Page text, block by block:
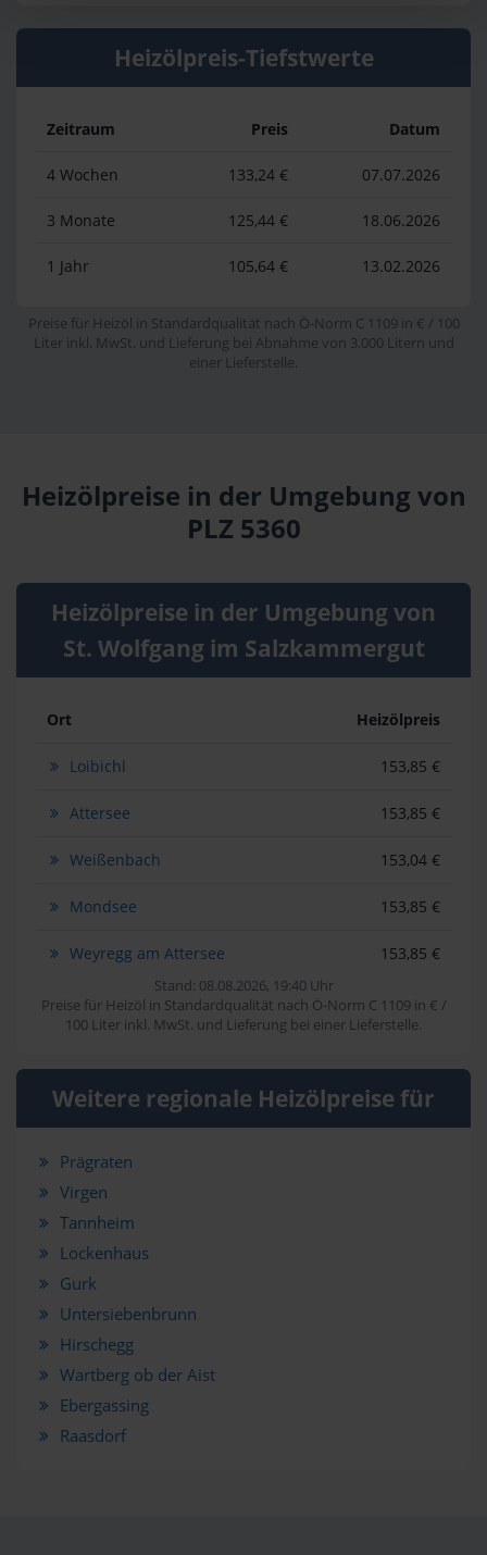
Heizölpreis-Tiefstwerte
Zeitraum Preis Datum
4 Wochen 133,24 € 07.07.2026
3 Monate 125,44 € 18.06.2026
1 Jahr 105,64 € 13.02.2026
Preise für Heizöl in Standardqualität nach Ö-Norm C 1109 in € / 100
Liter inkl. MwSt. und Lieferung bei Abnahme von 3.000 Litern und
einer Lieferstelle.
Heizölpreise in der Umgebung von
PLZ 5360
Heizölpreise in der Umgebung von
St. Wolfgang im Salzkammergut
Ort Heizölpreis
Loibichl 153,85 €
Attersee 153,85 €
Weißenbach 153,04 €
Mondsee 153,85 €
Weyregg am Attersee 153,85 €
Stand: 08.08.2026, 19:40 Uhr
Preise für Heizöl in Standardqualität nach Ö-Norm C 1109 in € /
100 Liter inkl. MwSt. und Lieferung bei einer Lieferstelle.
Weitere regionale Heizölpreise für
Prägraten
Virgen
Tannheim
Lockenhaus
Gurk
Untersiebenbrunn
Hirschegg
Wartberg ob der Aist
Ebergassing
Raasdorf